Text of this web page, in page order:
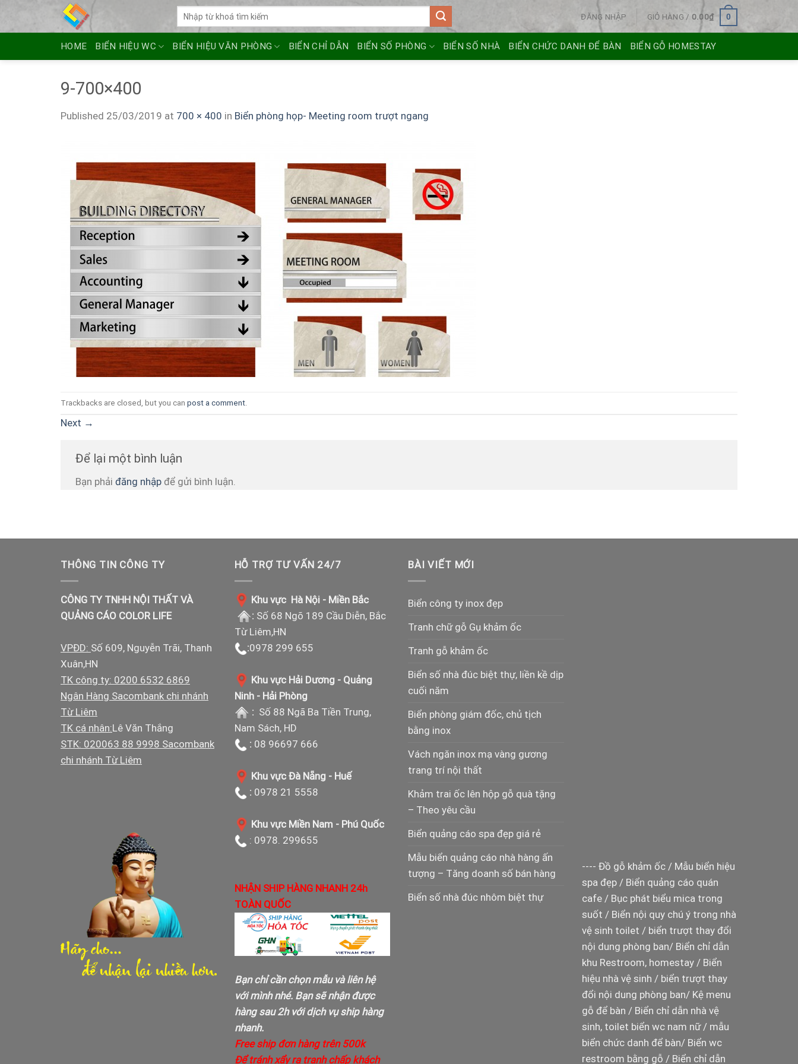
ĐĂNG NHẬP GIỎ HÀNG / 0.00₫ 0
HOME BIỂN HIỆU WC BIỂN HIỆU VĂN PHÒNG BIỂN CHỈ DẪN BIỂN SỐ PHÒNG BIỂN SỐ NHÀ BIỂN CHỨC DANH ĐỂ BÀN BIỂN GỖ HOMESTAY
9-700×400
Published 25/03/2019 at 700 × 400 in Biển phòng họp- Meeting room trượt ngang
Trackbacks are closed, but you can post a comment
Next →
Để lại một bình luận
Bạn phải đăng nhập để gửi bình luận.
THÔNG TIN CÔNG TY
CÔNG TY TNHH NỘI THẤT VÀ
QUẢNG CÁO COLOR LIFE
VPĐD: Số 609, Nguyễn Trãi, Thanh
Xuân,HN
TK công ty: 0200 6532 6869
Ngân Hàng Sacombank chi nhánh
Từ Liêm
TK cá nhân:Lê Văn Thắng
STK: 020063 88 9998 Sacombank
chi nhánh Từ Liêm
HỖ TRỢ TƯ VẤN 24/7
Khu vực Hà Nội - Miền Bắc
: Số 68 Ngõ 189 Cầu Diễn, Bắc
Từ Liêm,HN
:0978 299 655
Khu vực Hải Dương - Quảng
Ninh - Hải Phòng
: Số 88 Ngã Ba Tiền Trung,
Nam Sách, HD
: 08 96697 666
Khu vực Đà Nẵng - Huế
: 0978 21 5558
Khu vực Miền Nam - Phú Quốc
: 0978. 299655
NHẬN SHIP HÀNG NHANH 24h
TOÀN QUỐC
Bạn chỉ cần chọn mẫu và liên hệ
với mình nhé. Bạn sẽ nhận được
hàng sau 2h với dịch vụ ship hàng
nhanh.
Free ship đơn hàng trên 500k
Để tránh xẩy ra tranh chấp khách
BÀI VIẾT MỚI
Biển công ty inox đẹp
Tranh chữ gỗ Gụ khảm ốc
Tranh gỗ khảm ốc
Biển số nhà đúc biệt thự, liền kề dịp
cuối năm
Biển phòng giám đốc, chủ tịch
bằng inox
Vách ngăn inox mạ vàng gương
trang trí nội thất
Khảm trai ốc lên hộp gỗ quà tặng
– Theo yêu cầu
Biển quảng cáo spa đẹp giá rẻ
Mẫu biển quảng cáo nhà hàng ấn
tượng – Tăng doanh số bán hàng
Biển số nhà đúc nhôm biệt thự
---- Đồ gỗ khảm ốc/ Mẫu biển hiệu
spa đẹp/ Biển quảng cáo quán
cafe/ Bục phát biểu mica trong
suốt / Biển nội quy chú ý trong nhà
vệ sinh toilet / biển trượt thay đổi
nội dung phòng ban/ Biển chỉ dẫn
khu Restroom, homestay/ Biển
hiệu nhà vệ sinh / biển trượt thay
đổi nội dung phòng ban/ Kệ menu
gỗ để bàn / Biển chỉ dẫn nhà vệ
sinh, toilet biển wc nam nữ/ mẫu
biển chức danh để bàn/ Biển wc
restroom bằng gỗ / Biển chỉ dẫn